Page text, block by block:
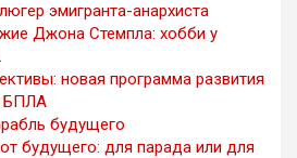
эмигранта-анархиста
Джона Стемпла: хобби у
новая программа развития
БПЛА
будущего
будущего: для парада или для